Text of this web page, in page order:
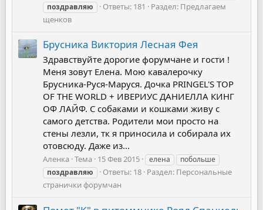
поздравляю
Ответы: 181 Раздел: Предлагаем
щенков
Брусника Виктория Лесная Фея
Здравствуйте дорогие форумчане и гости !
Меня зовут Елена. Мою кавалерочку
Брусника-Руся-Маруся. Дочка PRINGEL'S TOP
OF THE WORLD + ИВЕРИУС ДАНИЕЛЛА КИНГ
ОФ ЛАЙФ. С собаками и кошками живу с
самого детства. Родители мои просто на
стены лезли, тк я приносила и собирала их
отовсюду. Даже из...
Аленка Тема 15 Фев 2015 елена
побольше
поздравляю
Ответы: 18 Раздел: Персональные
странички форумчан